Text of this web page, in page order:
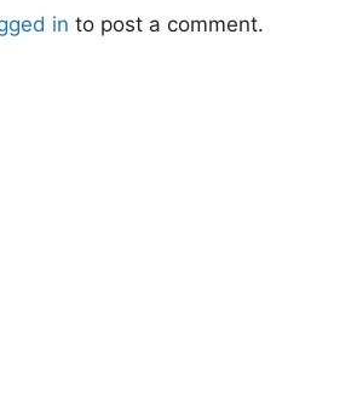
in to post a comment.